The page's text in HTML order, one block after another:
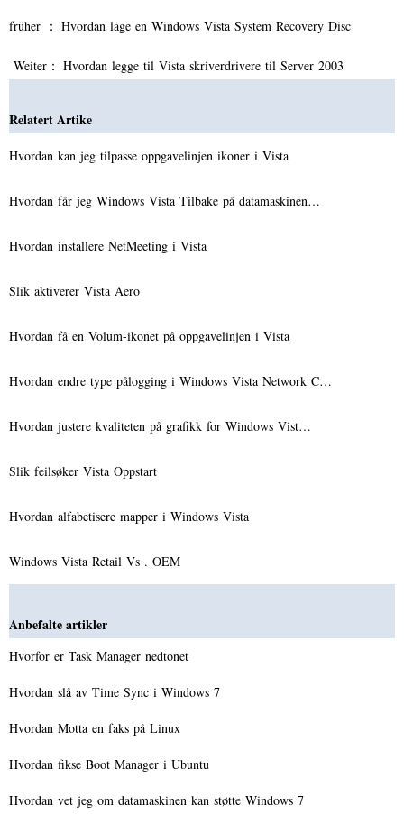
früher ： Hvordan lage en Windows Vista System Recovery Disc
Weiter： Hvordan legge til Vista skriverdrivere til Server 2003
Relatert Artike
Hvordan kan jeg tilpasse oppgavelinjen ikoner i Vista
Hvordan får jeg Windows Vista Tilbake på datamaskinen…
Hvordan installere NetMeeting i Vista
Slik aktiverer Vista Aero
Hvordan få en Volum-ikonet på oppgavelinjen i Vista
Hvordan endre type pålogging i Windows Vista Network C…
Hvordan justere kvaliteten på grafikk for Windows Vist…
Slik feilsøker Vista Oppstart
Hvordan alfabetisere mapper i Windows Vista
Windows Vista Retail Vs . OEM
Anbefalte artikler
Hvorfor er Task Manager nedtonet
Hvordan slå av Time Sync i Windows 7
Hvordan Motta en faks på Linux
Hvordan fikse Boot Manager i Ubuntu
Hvordan vet jeg om datamaskinen kan støtte Windows 7